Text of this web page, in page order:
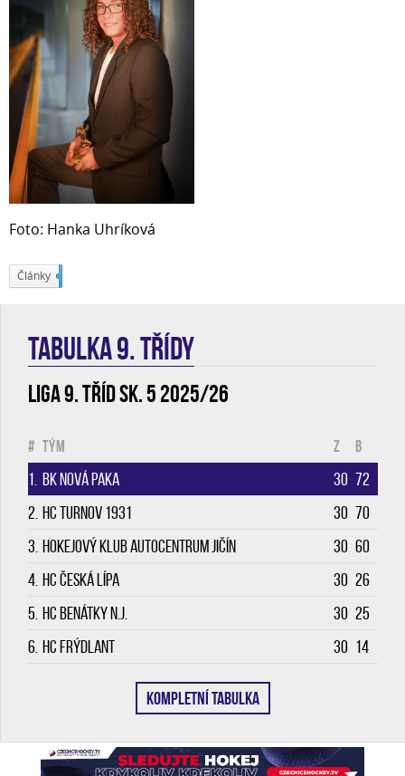
Foto: Hanka Uhríková
Články
TABULKA 9. třídy
Liga 9. tříd sk. 5 2025/26
# Tým Z B
1. BK Nová Paka 30 72
2. HC Turnov 1931 30 70
3. Hokejový klub Autocentrum Jičín 30 60
4. HC Česká Lípa 30 26
5. HC Benátky n.J. 30 25
6. HC Frýdlant 30 14
KOMPLETNÍ TABULKA